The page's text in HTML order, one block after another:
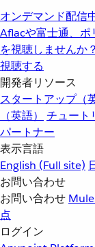
オンデマンド配信
Aflacや富士通、ポ
を視聴しませんか？
視聴する
開発者リソース
スタートアップ（
（英語）
チュート
パートナー
表示言語
English (Full site)
お問い合わせ
お問い合わせ
点
ログイン